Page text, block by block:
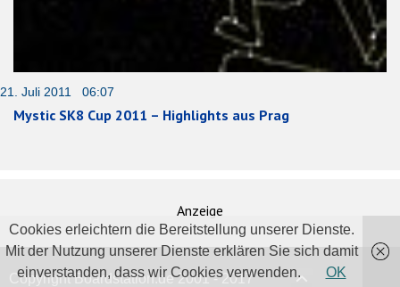
21. Juli 2011 06:07
Mystic SK8 Cup 2011 – Highlights aus Prag
Anzeige
Copyright Boardstation.de 2001 - 2017
Cookies erleichtern die Bereitstellung unserer Dienste.
Mit der Nutzung unserer Dienste erklären Sie sich damit
einverstanden, dass wir Cookies verwenden.
OK